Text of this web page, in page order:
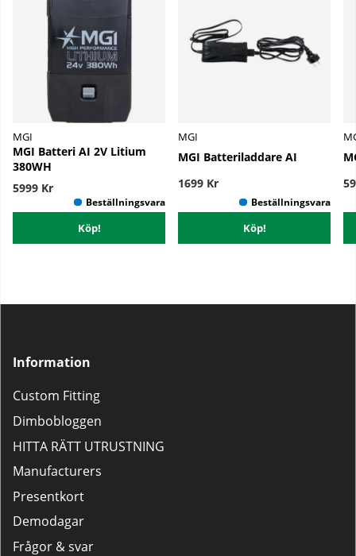
MGI
MGI Batteri AI 2V Litium
380WH
5999 Kr
Köp!
MGI
MGI Batteriladdare AI
1699 Kr
Köp!
Information
Custom Fitting
Dimbobloggen
HITTA RÄTT UTRUSTNING
Manufacturers
Presentkort
Demodagar
Frågor & svar